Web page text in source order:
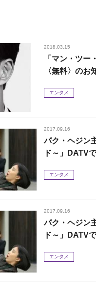
2018.03.15
「マン・ツ
〈無料〉のお
エンタメ
2017.09.16
パク・ヘジン
ド～」DATV
エンタメ
2017.09.16
パク・ヘジン
ド～」DATV
エンタメ